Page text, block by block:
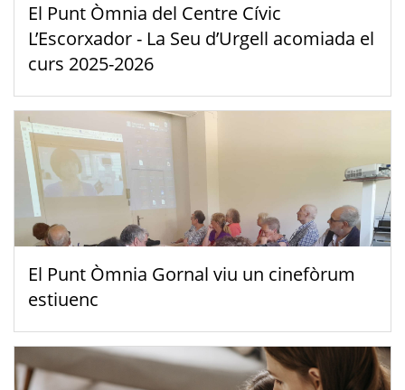
El Punt Òmnia del Centre Cívic
L’Escorxador - La Seu d’Urgell acomiada el
curs 2025-2026
El Punt Òmnia Gornal viu un cinefòrum
estiuenc